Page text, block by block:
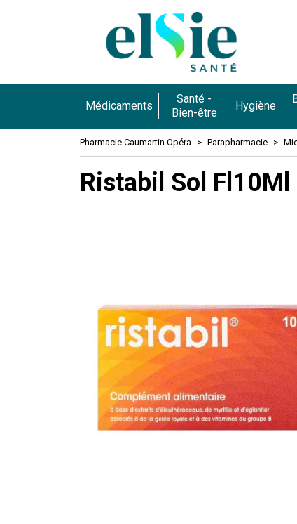
Médicaments
Santé -
Bien-être
Hygiène
Pharmacie Caumartin Opéra Parapharmacie
Ristabil Sol Fl10Ml